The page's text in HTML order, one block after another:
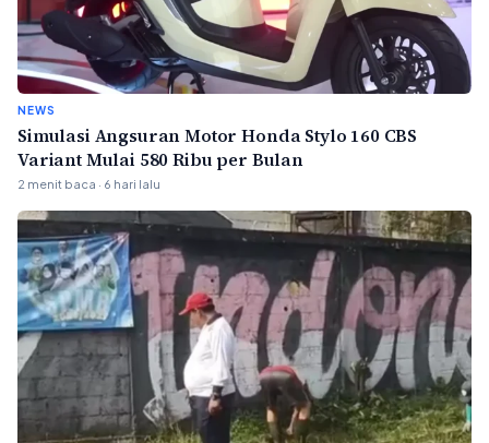
NEWS
Simulasi Angsuran Motor Honda Stylo 160 CBS
Variant Mulai 580 Ribu per Bulan
2 menit baca · 6 hari lalu